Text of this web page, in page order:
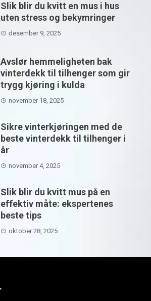
Slik blir du kvitt en mus i hus
uten stress og bekymringer
desember 9, 2025
Avslør hemmeligheten bak
vinterdekk til tilhenger som gir
trygg kjøring i kulda
november 18, 2025
Sikre vinterkjøringen med de
beste vinterdekk til tilhenger i
år
november 4, 2025
Slik blir du kvitt mus på en
effektiv måte: ekspertenes
beste tips
oktober 28, 2025